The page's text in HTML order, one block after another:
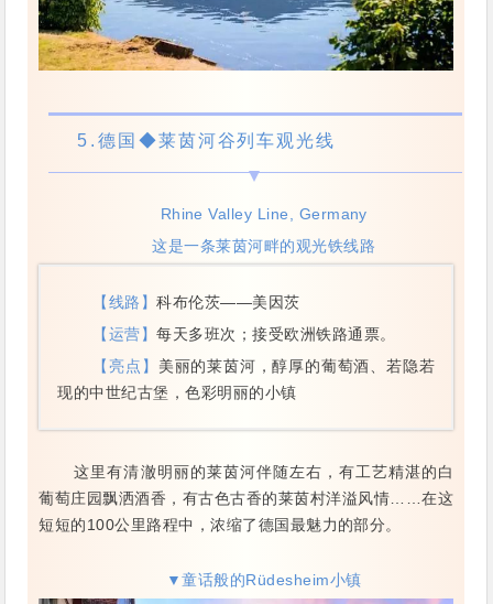
5. 德国◆莱茵河谷列车观光线
Rhine Valley Line, Germany
这是一条莱茵河畔的观光铁线路
【线路】科布伦茨——美因茨
【运营】每天多班次；接受欧洲铁路通票。
【亮点】 美丽的莱茵河，醇厚的葡萄酒、若隐若
现的中世纪古堡，色彩明丽的小镇
这里有清澈明丽的莱茵河伴随左右，有工艺精湛的白
葡萄庄园飘洒酒香，有古色古香的莱茵村洋溢风情……在这
短短的100公里路程中，浓缩了德国最魅力的部分。
▼童话般的Rüdesheim小镇